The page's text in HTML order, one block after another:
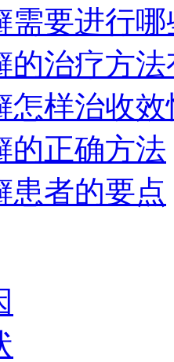
需要进行
的治疗方
怎样治收效
的正确方法
患者的要点